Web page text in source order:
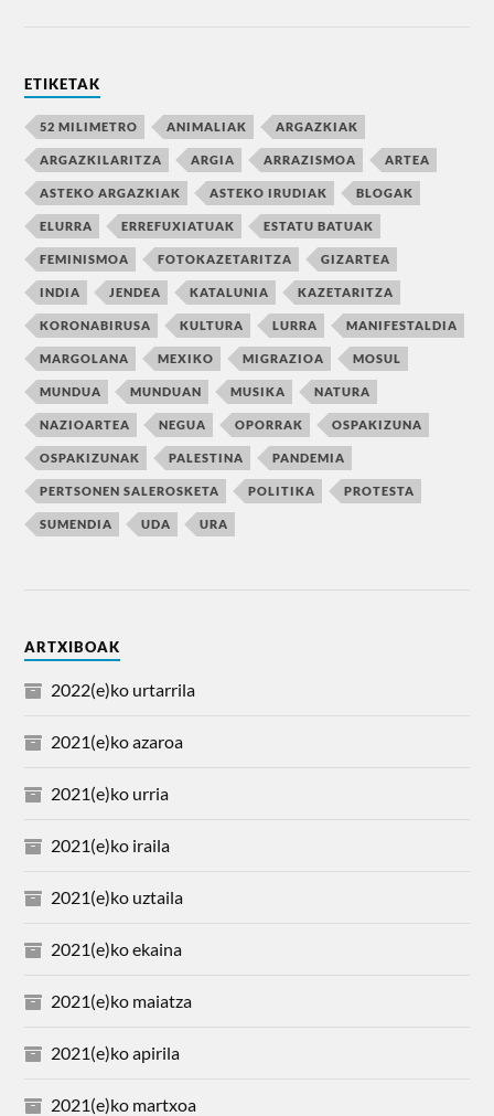
ETIKETAK
52 MILIMETRO ANIMALIAK ARGAZKIAK
ARGAZKILARITZA ARGIA ARRAZISMOA ARTEA
ASTEKO ARGAZKIAK ASTEKO IRUDIAK BLOGAK
ELURRA ERREFUXIATUAK ESTATU BATUAK
FEMINISMOA FOTOKAZETARITZA GIZARTEA
INDIA JENDEA KATALUNIA KAZETARITZA
KORONABIRUSA KULTURA LURRA MANIFESTALDIA
MARGOLANA MEXIKO MIGRAZIOA MOSUL
MUNDUA MUNDUAN MUSIKA NATURA
NAZIOARTEA NEGUA OPORRAK OSPAKIZUNA
OSPAKIZUNAK PALESTINA PANDEMIA
PERTSONEN SALEROSKETA POLITIKA PROTESTA
SUMENDIA UDA URA
ARTXIBOAK
2022(e)ko urtarrila
2021(e)ko azaroa
2021(e)ko urria
2021(e)ko iraila
2021(e)ko uztaila
2021(e)ko ekaina
2021(e)ko maiatza
2021(e)ko apirila
2021(e)ko martxoa